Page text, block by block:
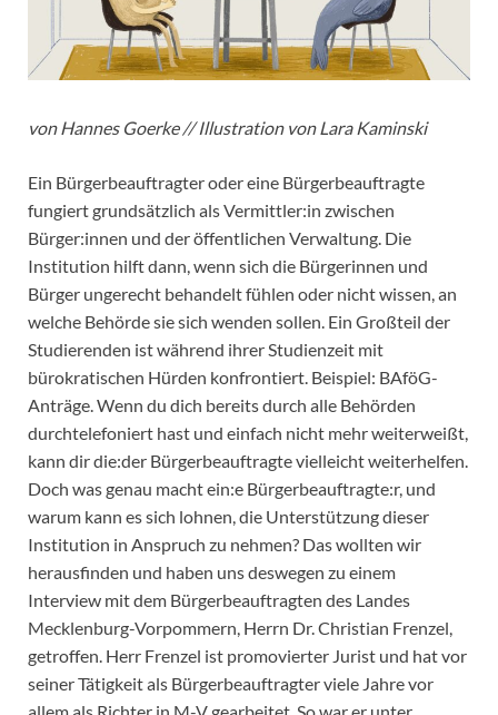
von Hannes Goerke // Illustration von Lara Kaminski
Ein Bürgerbeauftragter oder eine Bürgerbeauftragte
fungiert grundsätzlich als Vermittler:in zwischen
Bürger:innen und der öffentlichen Verwaltung. Die
Institution hilft dann, wenn sich die Bürgerinnen und
Bürger ungerecht behandelt fühlen oder nicht wissen, an
welche Behörde sie sich wenden sollen. Ein Großteil der
Studierenden ist während ihrer Studienzeit mit
bürokratischen Hürden konfrontiert. Beispiel: BAföG-
Anträge. Wenn du dich bereits durch alle Behörden
durchtelefoniert hast und einfach nicht mehr weiterweißt,
kann dir die:der Bürgerbeauftragte vielleicht weiterhelfen.
Doch was genau macht ein:e Bürgerbeauftragte:r, und
warum kann es sich lohnen, die Unterstützung dieser
Institution in Anspruch zu nehmen? Das wollten wir
herausfinden und haben uns deswegen zu einem
Interview mit dem Bürgerbeauftragten des Landes
Mecklenburg-Vorpommern, Herrn Dr. Christian Frenzel,
getroffen. Herr Frenzel ist promovierter Jurist und hat vor
seiner Tätigkeit als Bürgerbeauftragter viele Jahre vor